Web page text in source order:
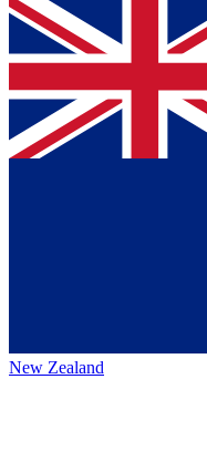
New Zealand